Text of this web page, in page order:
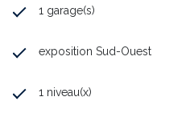
1 garage(s)
exposition Sud-Ouest
1 niveau(x)